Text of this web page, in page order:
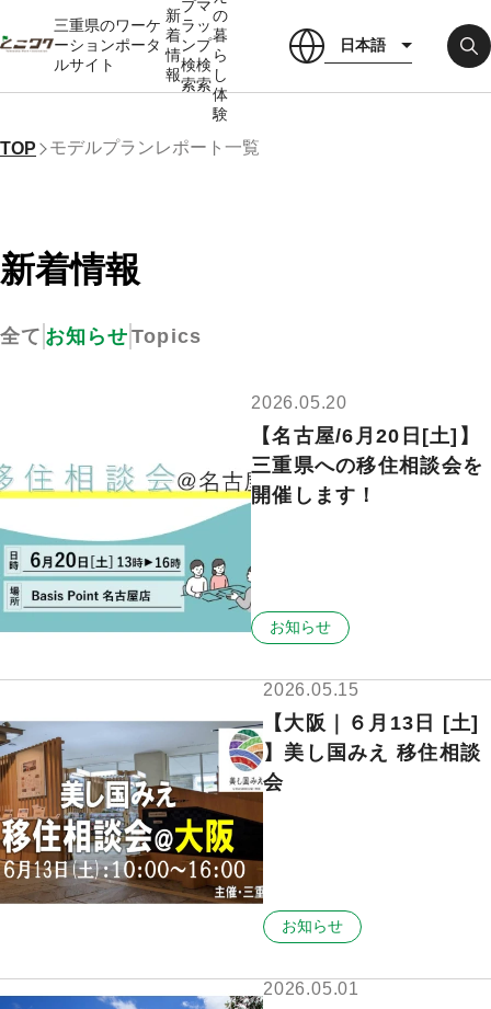
三重県のワーケ
ーションポータ
ルサイト
新
着
情
報
プ
ラ
ン
検
索
マ
ッ
プ
検
索
の
暮
ら
し
体
験
日本語
TOP モデルプランレポート一覧
新着情報
全て お知らせ Topics
2026.05.20
【名古屋/6月20日[土]】
三重県への移住相談会を
開催します！
お知らせ
2026.05.15
【大阪｜６月13日 [土]
】美し国みえ 移住相談
会
お知らせ
2026.05.01